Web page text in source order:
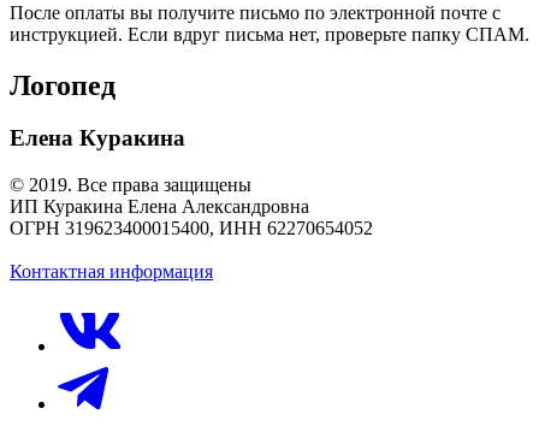
После оплаты вы получите письмо по электронной почте с
инструкцией. Если вдруг письма нет, проверьте папку СПАМ.
Логопед
Елена Куракина
© 2019. Все права защищены
ИП Куракина Елена Александровна
ОГРН 319623400015400, ИНН 62270654052
Контактная информация